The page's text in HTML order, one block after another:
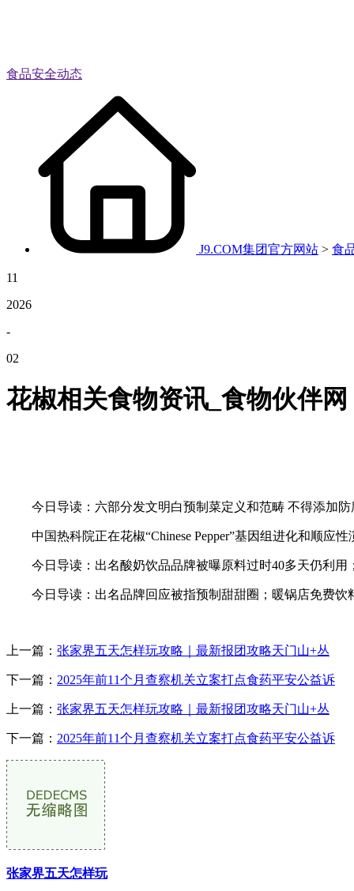
食品安全动态
J9.COM集团官方网站 > 食
11
2026
-
02
花椒相关食物资讯_食物伙伴网
今日导读：六部分发文明白预制菜定义和范畴 不得添加防
中国热科院正在花椒“Chinese Pepper”基因组进化和顺应性
今日导读：出名酸奶饮品品牌被曝原料过时40多天仍利用
今日导读：出名品牌回应被指预制甜甜圈；暖锅店免费饮
上一篇： 张家界五天怎样玩攻略｜最新报团攻略天门山+丛
下一篇： 2025年前11个月查察机关立案打点食药平安公益诉
上一篇： 张家界五天怎样玩攻略｜最新报团攻略天门山+丛
下一篇： 2025年前11个月查察机关立案打点食药平安公益诉
张家界五天怎样玩